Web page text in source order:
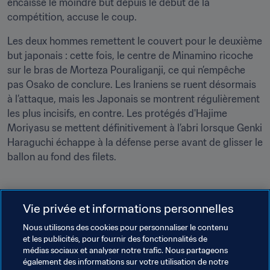
encaissé le moindre but depuis le début de la
compétition, accuse le coup.
Les deux hommes remettent le couvert pour le deuxième
but japonais : cette fois, le centre de Minamino ricoche
sur le bras de Morteza Pouraliganji, ce qui n’empêche
pas Osako de conclure. Les Iraniens se ruent désormais
à l’attaque, mais les Japonais se montrent régulièrement
les plus incisifs, en contre. Les protégés d'Hajime
Moriyasu se mettent définitivement à l’abri lorsque Genki
Haraguchi échappe à la défense perse avant de glisser le
ballon au fond des filets.
À venir
Demi-finale
Vie privée et informations personnelles
Nous utilisons des cookies pour personnaliser le contenu
et les publicités, pour fournir des fonctionnalités de
médias sociaux et analyser notre trafic. Nous partageons
également des informations sur votre utilisation de notre